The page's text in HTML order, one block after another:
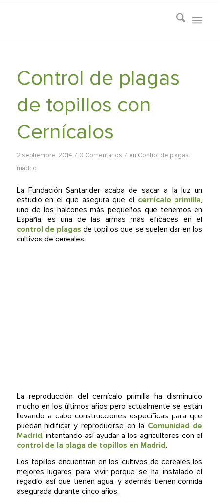
Control de plagas
de topillos con
Cernícalos
2 septiembre, 2014 / 0 Comentarios / en Control de plagas
madrid
La Fundación Santander acaba de sacar a la luz un
estudio en el que asegura que el cernícalo primilla,
uno de los halcones más pequeños que tenemos en
España, es una de las armas más eficaces en el
control de plagas de topillos que se suelen dar en los
cultivos de cereales.
La reproducción del cernícalo primilla ha disminuido
mucho en los últimos años pero actualmente se están
llevando a cabo construcciones específicas para que
puedan nidificar y reproducirse en la Comunidad de
Madrid, intentando así ayudar a los agricultores con el
control de la plaga de topillos en Madrid.
Los topillos encuentran en los cultivos de cereales los
mejores lugares para vivir porque se ha instalado el
regadío, así que tienen agua, y además tienen comida
asegurada durante cinco años.